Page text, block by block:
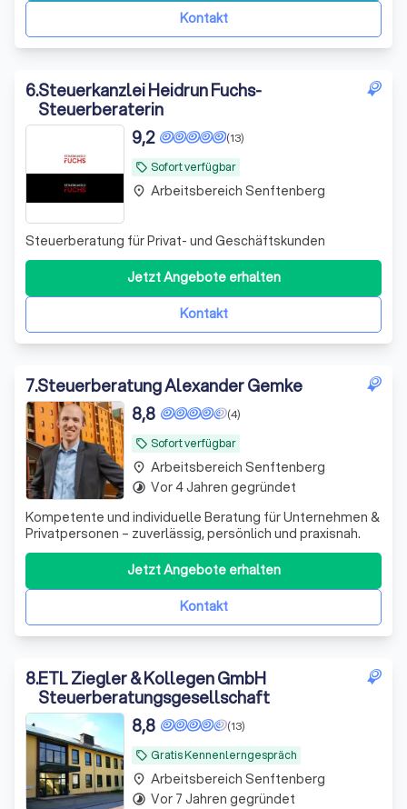
Lohnbuchhaltung. Unsere Arbeitsweise ist konsequen
Kontakt
6.Steuerkanzlei Heidrun Fuchs-
Steuerberaterin
local_offer Sofort verfügbar
(13)
9,2
Steuerberatung für Privat- und Geschäftskunden
Kontakt
Jetzt Angebote erhalten
place Arbeitsbereich Senftenberg
7.Steuerberatung Alexander Gemke
local_offer Sofort verfügbar
(4)
8,8
Kompetente und individuelle Beratung für Unternehmen &
Privatpersonen – zuverlässig, persönlich und praxisnah.
Kontakt
Jetzt Angebote erhalten
place Arbeitsbereich Senftenberg
timelapse Vor 4 Jahren gegründet
8.ETL Ziegler & Kollegen GmbH
Steuerberatungsgesellschaft
local_offer Gratis Kennenlerngespräch
(13)
8,8
place Arbeitsbereich Senftenberg
timelapse Vor 7 Jahren gegründet